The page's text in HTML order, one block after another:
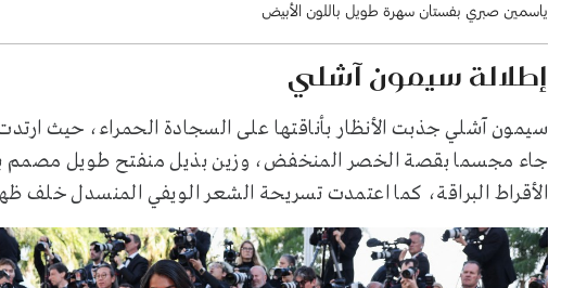
ياسمين صبري بفستان سهرة طويل باللون الأبيض
إطلالة سيمون آشلي
سيمون آشلي جذبت الأنظار بأناقتها على السجادة الحمراء، حيث ارتدت
جاء مجسما بقصة الخصر المنخفض، وزين بذيل منفتح طويل مصمم
الأقراط البراقة، كما اعتمدت تسريحة الشعر الويفي المنسدل خلف